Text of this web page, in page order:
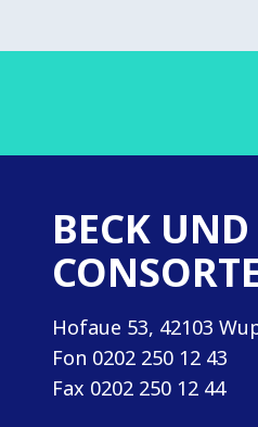
BECK UND
Hofaue 53, 42103
Fon 0202 250 12 43
Fax 0202 250 12 44